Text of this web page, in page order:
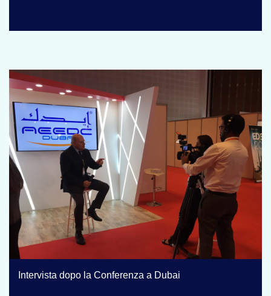
Intervista dopo la Conferenza a Dubai